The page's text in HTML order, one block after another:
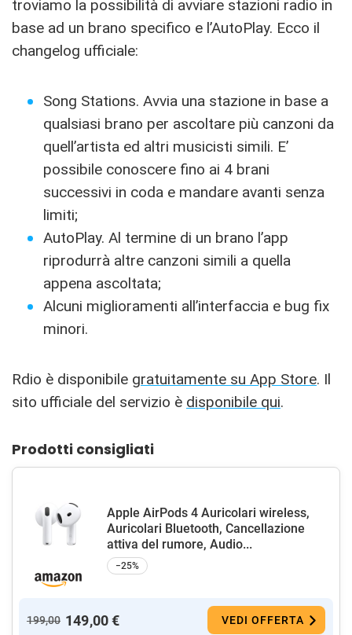
troviamo la possibilità di avviare stazioni radio in
base ad un brano specifico e l’AutoPlay. Ecco il
changelog ufficiale:
Song Stations. Avvia una stazione in base a
qualsiasi brano per ascoltare più canzoni da
quell’artista ed altri musicisti simili. E’
possibile conoscere fino ai 4 brani
successivi in coda e mandare avanti senza
limiti;
AutoPlay. Al termine di un brano l’app
riprodurrà altre canzoni simili a quella
appena ascoltata;
Alcuni miglioramenti all’interfaccia e bug fix
minori.
Rdio è disponibile gratuitamente su App Store. Il
sito ufficiale del servizio è disponibile qui.
Prodotti consigliati
Apple AirPods 4 Auricolari wireless,
Auricolari Bluetooth, Cancellazione
attiva del rumore, Audio...
−25%
199,00 149,00 € VEDI OFFERTA